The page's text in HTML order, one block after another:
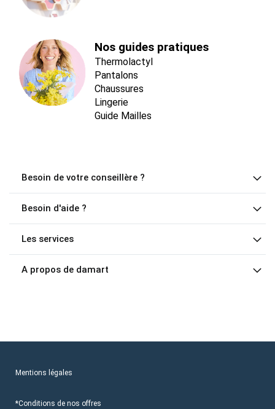
Nos guides pratiques
Thermolactyl
Pantalons
Chaussures
Lingerie
Guide Mailles
Besoin de votre conseillère ?
Besoin d'aide ?
Les services
A propos de damart
Mentions légales
*Conditions de nos offres